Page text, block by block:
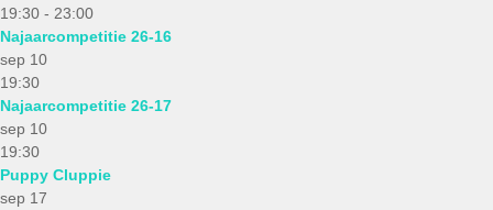
19:30 - 23:00
Najaarcompetitie 26-16
sep 10
19:30
Najaarcompetitie 26-17
sep 10
19:30
Puppy Cluppie
sep 17